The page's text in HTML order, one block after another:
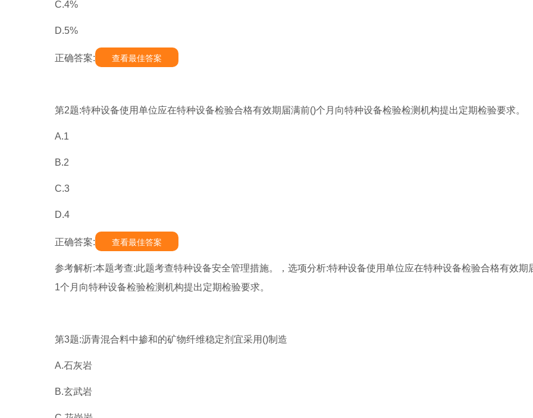
C.4%
D.5%
正确答案: 查看最佳答案
第2题:特种设备使用单位应在特种设备检验合格有效期届满前()个月向特种设备检验检测机构提出定期检验要求。
A.1
B.2
C.3
D.4
正确答案: 查看最佳答案
参考解析:本题考查:此题考查特种设备安全管理措施。，选项分析:特种设备使用单位应在特种设备检验合格有效期
1个月向特种设备检验检测机构提出定期检验要求。
第3题:沥青混合料中掺和的矿物纤维稳定剂宜采用()制造
A.石灰岩
B.玄武岩